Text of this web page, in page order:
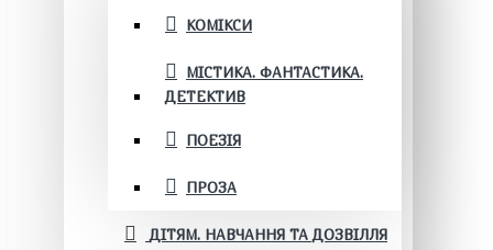
КОМІКСИ
МІСТИКА. ФАНТАСТИКА.
ДЕТЕКТИВ
ПОЕЗІЯ
ПРОЗА
ДІТЯМ. НАВЧАННЯ ТА ДОЗВІЛЛЯ